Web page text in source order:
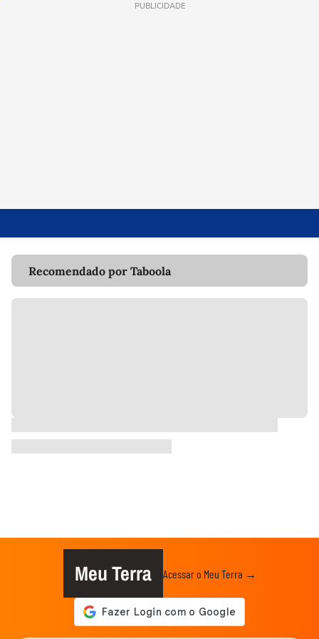
PUBLICIDADE
Recomendado por Taboola
Meu Terra Acessar o Meu Terra →